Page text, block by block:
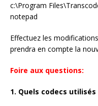
c:\Program
notepad
Effectuez les
prendra en compte la
Foire aux questions:
1. Quels codecs